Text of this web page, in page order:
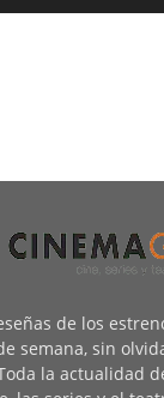
de los
semana, sin
la actualidad